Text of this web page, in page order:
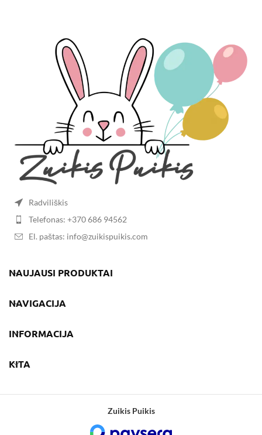
Radviliškis
Telefonas: +370 686 94562
El. paštas: info@zuikispuikis.com
NAUJAUSI PRODUKTAI
NAVIGACIJA
INFORMACIJA
KITA
Zuikis Puikis